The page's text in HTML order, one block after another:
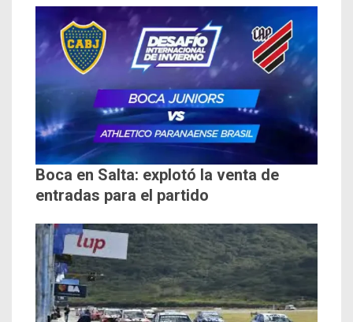
Boca en Salta: explotó la venta de
entradas para el partido